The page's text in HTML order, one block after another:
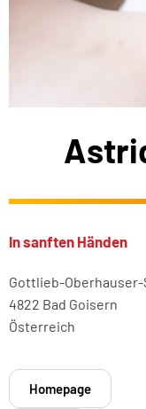
In sanften Händen
Gottlieb-Oberhauser-
4822 Bad Goisern
Österreich
Homepage